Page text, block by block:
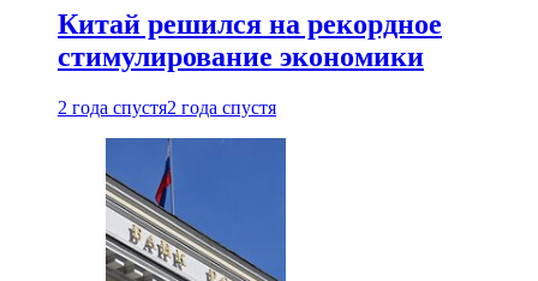
Китай решился на рекордное
стимулирование экономики
2 года спустя2 года спустя